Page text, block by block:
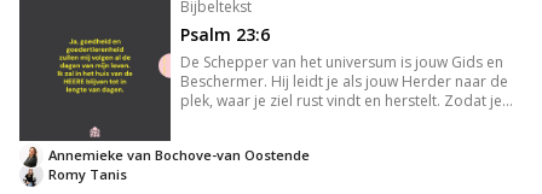
Bijbeltekst
Psalm 23:6
De Schepper van het universum is jouw Gids en
Beschermer. Hij leidt je als jouw Herder naar de
plek, waar je ziel rust vindt en herstelt. Zodat je
diepgewo
Romy Tanis
Annemieke van Bochove-van Oostende